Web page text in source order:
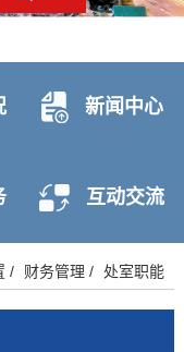
新闻中心
互动交流
/ 财务管理 / 处室职能